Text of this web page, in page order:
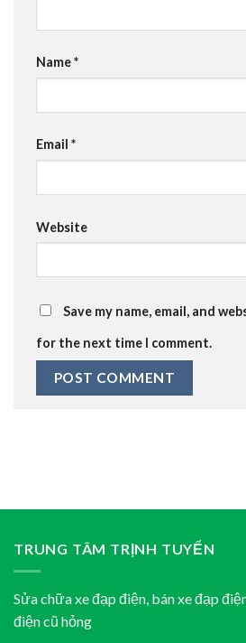
Name*
Email *
Website
Save my name, email, and
for the next time I comment.
TRUNG TÂM TRỊNH TUYỂN
Sửa chữa xe đạp điện, bán xe đạp
điện cũ hỏng